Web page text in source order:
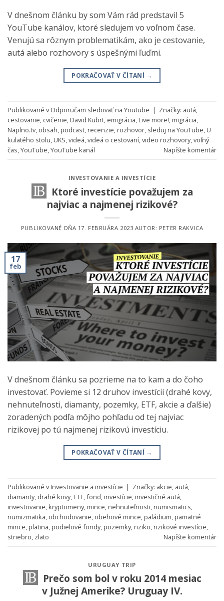
V dnešnom článku by som Vám rád predstavil 5
YouTube kanálov, ktoré sledujem vo voľnom čase.
Venujú sa rôznym problematikám, ako je cestovanie,
autá alebo rozhovory s úspešnými ľuďmi.
POKRAČOVAŤ V ČÍTANÍ →
Publikované vOdporučam sledovať na Youtube | Značky: autá,
cestovanie, cvičenie,David Kubrt, emigrácia,Live more!,migrácia,
Naplno.tv, obsah,podcast,recenzie,rozhovor, sleduj na YouTube,U
kulatého stolu,UKS,videá,videá o cestovaní,video rozhovory,voľný
čas,YouTube,YouTube kanál Napíšte komentár
INVESTOVANIE A INVESTÍCIE
Ktoré investície považujem za
najviac a najmenej rizikové?
PUBLIKOVANÉ DŇA 17. FEBRUÁRA 2023 AUTOR: PETER RAKVICA
17
feb
V dnešnom článku sa pozrieme na to kam a do čoho
investovať. Povieme si 12 druhov investícii (drahé kovy,
nehnuteľnosti, diamanty, pozemky, ETF, akcie a ďalšie)
zoradených podľa môjho pohľadu od tej najviac
rizikovej po tú najmenej rizikovú investíciu.
POKRAČOVAŤ V ČÍTANÍ →
Publikované vInvestovanie a investície | Značky: akcie, autá,
diamanty, drahé kovy,ETF,fond,investície,investičné autá,
investovanie,kryptomeny,mince,nehnuteľnosti,numismatics,
numizmatika, obchodovanie, obehové mince,paládium,pamätné
mince,platina,podielové fondy,pozemky,riziko,rizikové investície,
striebro, zlato Napíšte komentár
URUGUAY TRIP
Prečo som bol v roku 2014 mesiac
v Južnej Amerike? Uruguay IV.